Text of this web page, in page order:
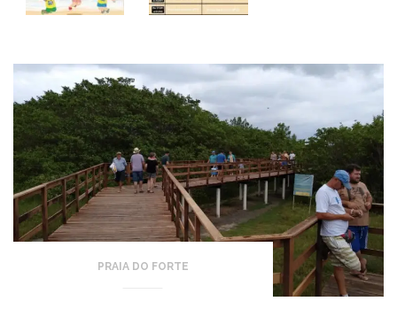
PRAIA DO FORTE